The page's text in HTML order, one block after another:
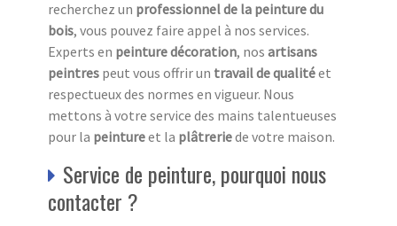
recherchez un professionnel de la peinture du
bois, vous pouvez faire appel à nos services.
Experts en peinture décoration, nos artisans
peintres peut vous offrir un travail de qualitéet
respectueux des normes en vigueur. Nous
mettons à votre service des mains talentueuses
pour la peintureet la plâtreriede votre maison.
Service de peinture, pourquoi nous
contacter ?